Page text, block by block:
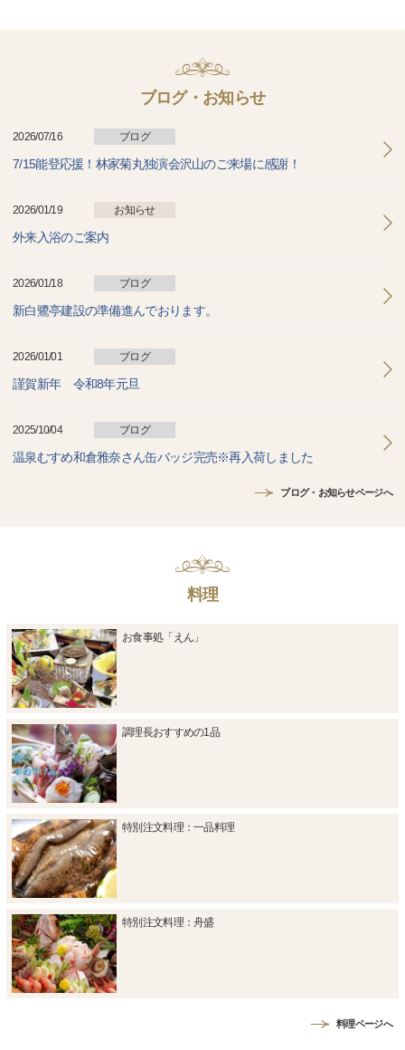
ブログ・お知らせ
2026/07/16 ブログ
7/15能登応援！林家菊丸独演会沢山のご来場に感謝！
2026/01/19 お知らせ
外来入浴のご案内
2026/01/18 ブログ
新白鷺亭建設の準備進んでおります。
2026/01/01 ブログ
謹賀新年 令和8年元旦
2025/10/04 ブログ
温泉むすめ和倉雅奈さん缶バッジ完売※再入荷しました
ブログ・お知らせページへ
料理
お食事処「えん」
調理長おすすめの1品
特別注文料理：一品料理
特別注文料理：舟盛
料理ページへ